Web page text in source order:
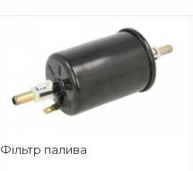
Фільтр палива